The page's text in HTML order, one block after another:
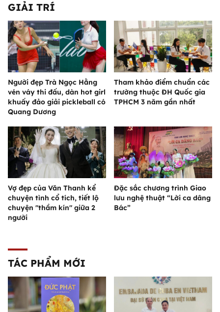
GIẢI TRÍ
Người đẹp Trà Ngọc Hằng
vén váy thi đấu, dàn hot girl
khuấy đảo giải pickleball có
Quang Dương
Tham khảo điểm chuẩn các
trường thuộc ĐH Quốc gia
TPHCM 3 năm gần nhất
Vợ đẹp của Văn Thanh kể
chuyện tình cổ tích, tiết lộ
chuyện "thầm kín" giữa 2
người
Đặc sắc chương trình Giao
lưu nghệ thuật “Lời ca dâng
Bác”
TÁC PHẨM MỚI